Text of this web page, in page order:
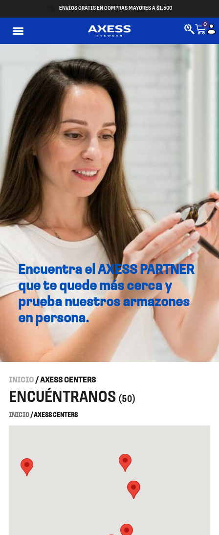
ENVÍOS GRATIS EN COMPRAS MAYORES A $1,500
0
Encuentra el AXESS PARTNER
que te quede más cerca y
prueba nuestros armazones
en persona.
INICIO/ AXESS CENTERS
ENCUÉNTRANOS (50)
INICIO/ AXESS CENTERS